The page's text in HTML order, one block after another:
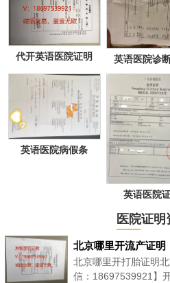
代开英语医院证明 英语医院诊
英语医院病假条
英语医院
医院证明
北京哪里开流产证明
北京哪里开打胎证明
信：18697539921】开